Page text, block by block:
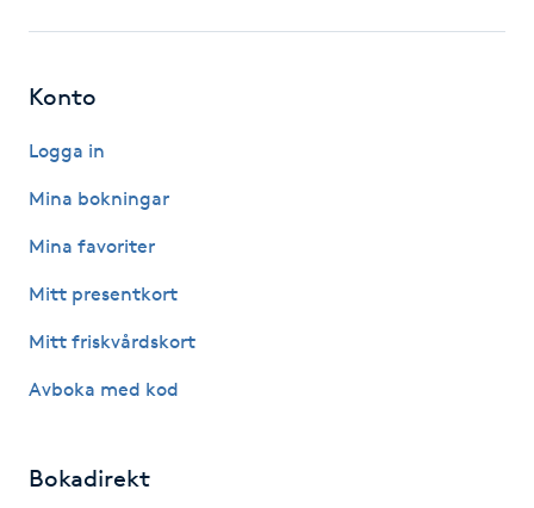
Hudföryngring
Huduppstramning
Hyaluronsyra
Konto
Logga in
Mina bokningar
Mina favoriter
Mitt presentkort
Mitt friskvårdskort
Avboka med kod
Bokadirekt